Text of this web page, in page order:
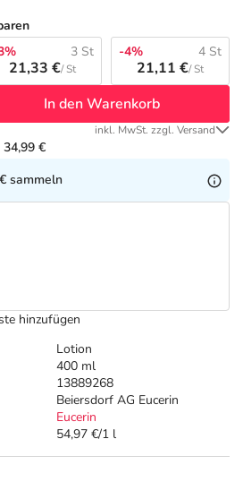
Lotion
400 ml
13889268
Beiersdorf AG Eucerin
Eucerin
54,97 €/1 l
3 St
21,33 €/ St
-4% 4 St
21,11 €/ St
In den Warenkorb
inkl. MwSt. zzgl. Versand
€
sammeln
hinzufügen